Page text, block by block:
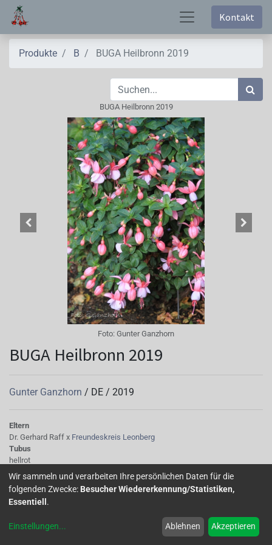
Kontakt
Produkte B BUGA Heilbronn 2019
BUGA Heilbronn 2019
Foto: Gunter Ganzhorn
BUGA Heilbronn 2019
Gunter Ganzhorn / DE / 2019
Eltern
Dr. Gerhard Raff x Freundeskreis Leonberg
Tubus
hellrot
Sepalen
hellrot
Korolle/Petalen
hellblau
halbgefüllt, klein
Wir sammeln und verarbeiten Ihre persönlichen Daten für die
folgenden Zwecke: Besucher Wiedererkennung/Statistiken,
Essentiell .
Einstellungen... Ablehnen Akzeptieren